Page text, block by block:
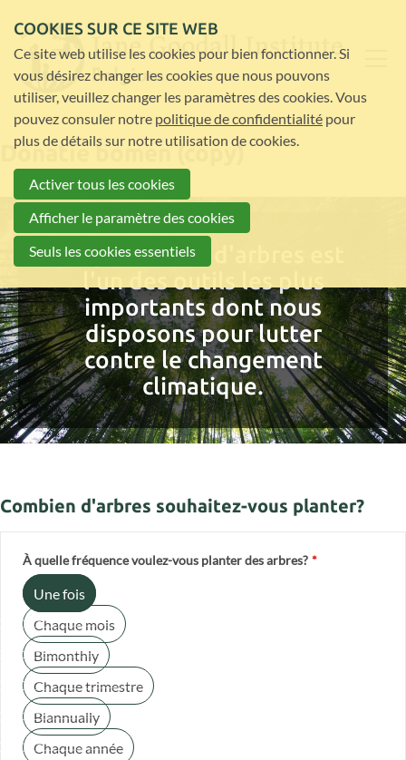
Donatie bomen (copy)
La plantation d'arbres est
l'un des outils les plus
importants dont nous
disposons pour lutter
contre le changement
climatique.
Combien d'arbres souhaitez-vous planter?
À quelle fréquence voulez-vous planter des arbres? *
Une fois
Chaque mois
Bimonthly
Chaque trimestre
Biannually
Chaque année
COOKIES SUR CE SITE WEB
Ce site web utilise les cookies pour bien fonctionner. Si
vous désirez changer les cookies que nous pouvons
utiliser, veuillez changer les paramètres des cookies. Vous
pouvez consuler notre politique de confidentialité pour
plus de détails sur notre utilisation de cookies.
Activer tous les cookies
Afficher le paramètre des cookies
Seuls les cookies essentiels